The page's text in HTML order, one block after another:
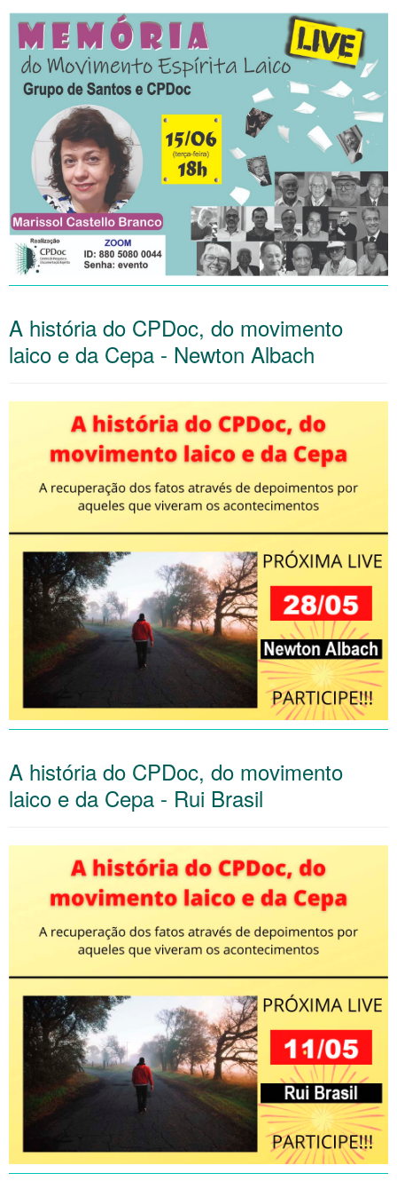
A história do CPDoc, do movimento
laico e da Cepa - Newton Albach
A história do CPDoc, do movimento
laico e da Cepa - Rui Brasil